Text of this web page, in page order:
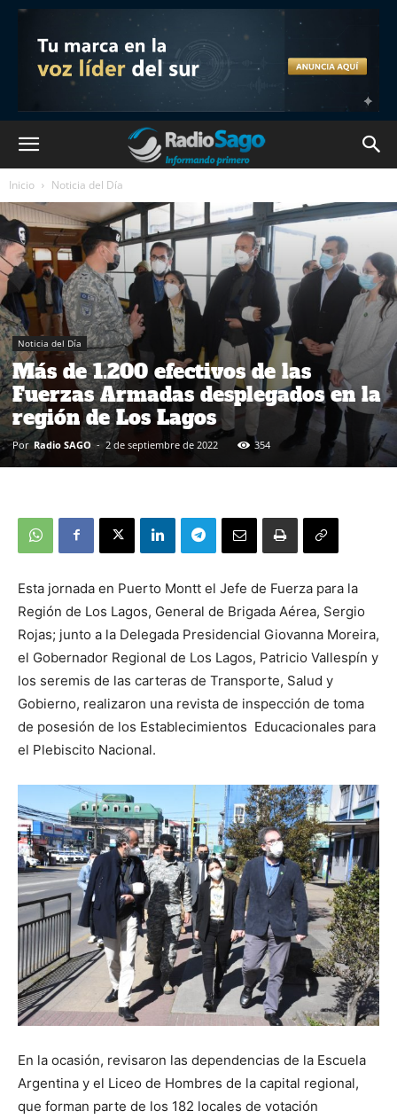
Inicio Noticia del Día
Noticia del Día
Más de 1.200 efectivos de las
Fuerzas Armadas desplegados en la
región de Los Lagos
Por Radio SAGO - 2 de septiembre de 2022 354
Esta jornada en Puerto Montt el Jefe de Fuerza para la
Región de Los Lagos, General de Brigada Aérea, Sergio
Rojas; junto a la Delegada Presidencial Giovanna Moreira,
el Gobernador Regional de Los Lagos, Patricio Vallespín y
los seremis de las carteras de Transporte, Salud y
Gobierno, realizaron una revista de inspección de toma
de posesión de los Establecimientos Educacionales para
el Plebiscito Nacional.
En la ocasión, revisaron las dependencias de la Escuela
Argentina y el Liceo de Hombres de la capital regional,
que forman parte de los 182 locales de votación